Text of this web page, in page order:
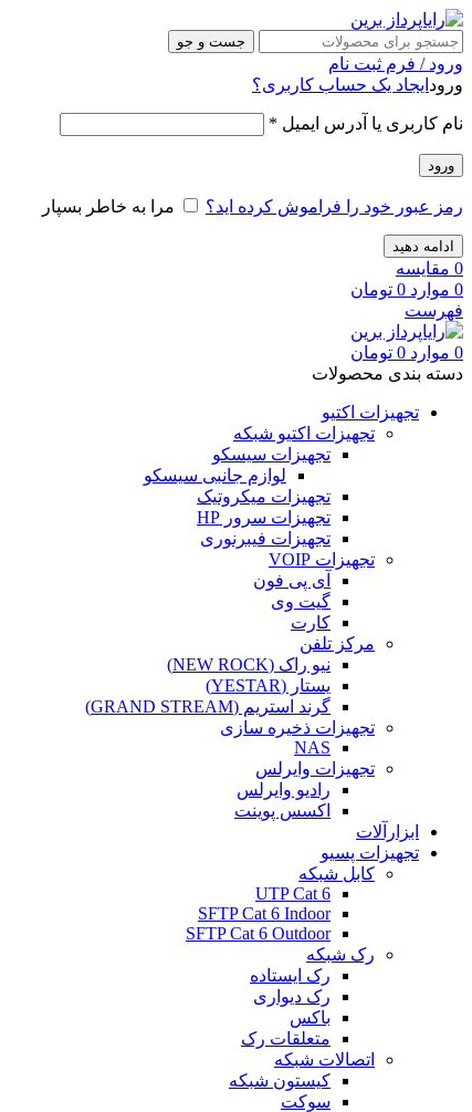
جست و جو
ورود / فرم ثبت نام
ورود ایجاد یک حساب کاربری؟
نام کاربری یا آدرس ایمیل *
ورود
رمز عبور خود را فراموش کرده اید؟ مرا به خاطر بسپار
ادامه دهید
0 مقایسه
0 موارد 0 تومان
فهرست
0 موارد 0 تومان
دسته بندی محصولات
تجهیزات اکتیو
تجهیزات اکتیو شبکه
تجهیزات سیسکو
لوازم جانبی سیسکو
تجهیزات میکروتیک
تجهیزات سرور HP
تجهیزات فیبرنوری
تجهیزات VOIP
آی پی فون
گیت وی
کارت
مرکز تلفن
نیو راک (NEW ROCK)
یستار (YESTAR)
گرند استریم (GRAND STREAM)
تجهیزات ذخیره سازی
NAS
تجهیزات وایرلس
رادیو وایرلس
اکسس پوینت
ابزارآلات
تجهیزات پسیو
کابل شبکه
UTP Cat 6
SFTP Cat 6 Indoor
SFTP Cat 6 Outdoor
رک شبکه
رک ایستاده
رک دیواری
باکس
متعلقات رک
اتصالات شبکه
کیستون شبکه
سوکت